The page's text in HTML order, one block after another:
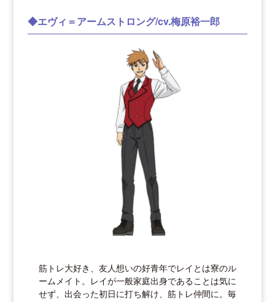
◆エヴィ＝アームストロング/cv.梅原裕一郎
筋トレ大好き、友人想いの好青年でレイとは寮のル
ームメイト。レイが一般家庭出身であることは気に
せず、出会った初日に打ち解け、筋トレ仲間に。毎